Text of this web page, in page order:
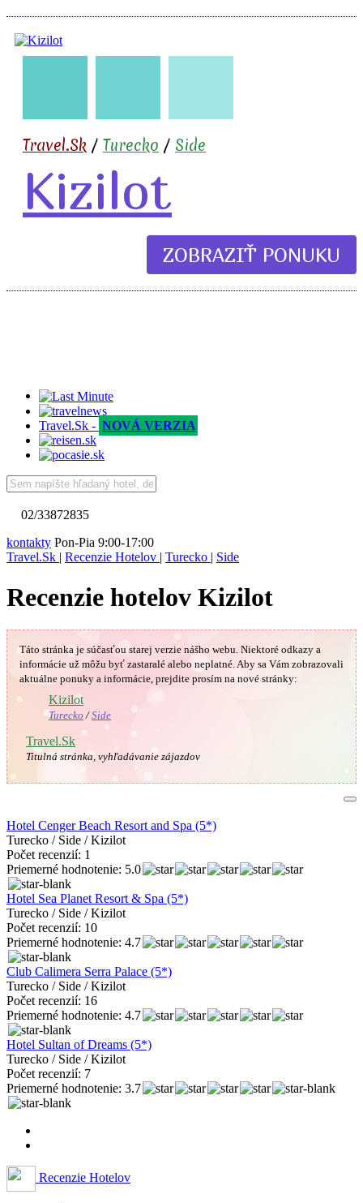
🇹🇷
Travel.Sk / Turecko / Side
Kizilot
ZOBRAZIŤ PONUKU
Travel.Sk - NOVÁ VERZIA
02/33872835
kontakty Pon-Pia 9:00-17:00
Travel.Sk | Recenzie Hotelov | Turecko | Side
Recenzie hotelov Kizilot
Táto stránka je súčasťou starej verzie nášho webu. Niektoré odkazy a
informácie už môžu byť zastaralé alebo neplatné.Aby sa Vám zobrazovali
aktuálne ponuky a informácie, prejdite prosím na nové stránky:
Kizilot
Turecko /Side
Travel.Sk
Titulná stránka, vyhľadávanie zájazdov
Hotel Cenger Beach Resort and Spa (5*)
Turecko / Side / Kizilot
Počet recenzií: 1
Priemerné hodnotenie: 5.0
Hotel Sea Planet Resort & Spa (5*)
Turecko / Side / Kizilot
Počet recenzií: 10
Priemerné hodnotenie: 4.7
Club Calimera Serra Palace (5*)
Turecko / Side / Kizilot
Počet recenzií: 16
Priemerné hodnotenie: 4.7
Hotel Sultan of Dreams (5*)
Turecko / Side / Kizilot
Počet recenzií: 7
Priemerné hodnotenie: 3.7
Recenzie Hotelov